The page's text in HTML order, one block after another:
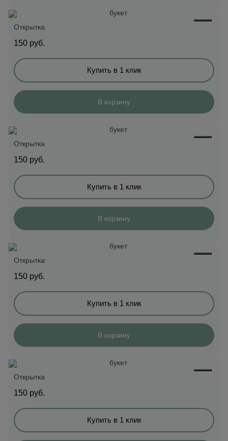
Открытка
150 руб.
Купить в 1 клик
В корзину
Открытка
150 руб.
Купить в 1 клик
В корзину
Открытка
150 руб.
Купить в 1 клик
В корзину
Открытка
150 руб.
Купить в 1 клик